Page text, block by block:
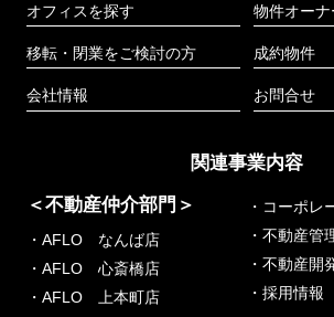
オフィスを探す
移転・閉業をご検討の方
会社情報
物件オーナ
成約物件
お問合せ
関連事業内容
＜不動産仲介部門＞
・AFLO なんば店
・AFLO 心斎橋店
・AFLO 上本町店
・コーポレ
・不動産管
・不動産開
・採用情報